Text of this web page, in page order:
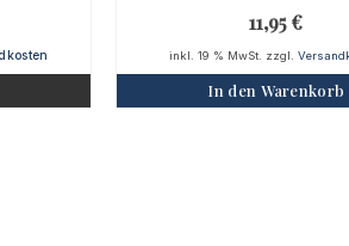
11,95€
inkl. 19 % MwSt. zzgl.
In den Warenkorb